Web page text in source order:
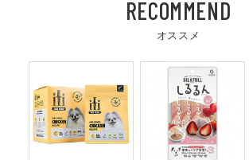
RECOMMEND
オススメ